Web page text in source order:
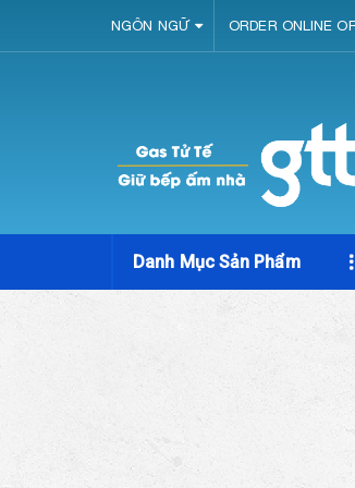
NGÔN NGỮ ORDER ONLINE
Danh Mục Sản Phẩm